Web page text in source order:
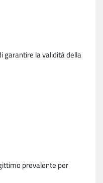
garantire la validità della
prevalente per